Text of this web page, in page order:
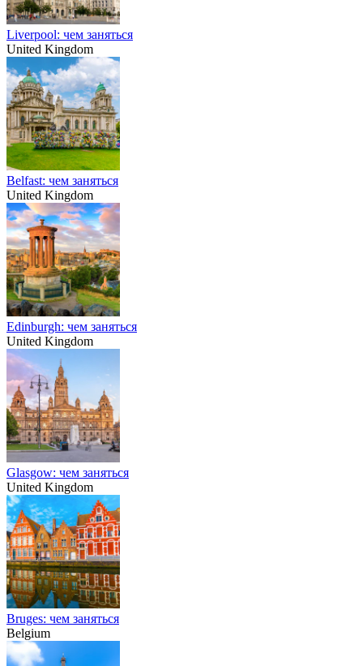
Liverpool: чем заняться
United Kingdom
Belfast: чем заняться
United Kingdom
Edinburgh: чем заняться
United Kingdom
Glasgow: чем заняться
United Kingdom
Bruges: чем заняться
Belgium